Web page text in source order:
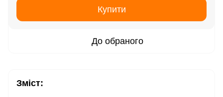
Купити
До обраного
Зміст: